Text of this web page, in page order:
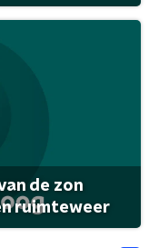
de zon
ruimteweer